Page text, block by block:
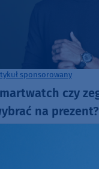
sponsorowany
czy
na